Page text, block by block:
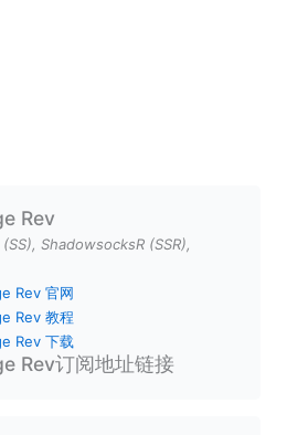
Rev
, ShadowsocksR (SSR),
Rev 官网
Rev 教程
Rev 下载
Rev订阅地址链接